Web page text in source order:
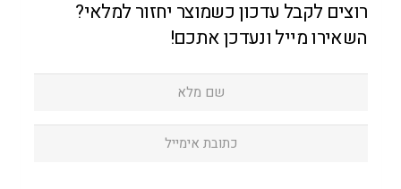
רוצים לקבל עדכון כשמוצר יחזור למלאי?
השאירו מייל ונעדכן אתכם!